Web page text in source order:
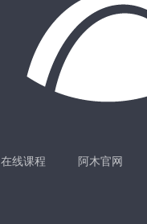
在线课程 阿木官网